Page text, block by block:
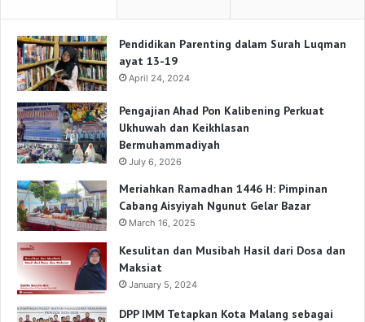
Pendidikan Parenting dalam Surah Luqman
ayat 13-19
April 24, 2024
Pengajian Ahad Pon Kalibening Perkuat
Ukhuwah dan Keikhlasan
Bermuhammadiyah
July 6, 2026
Meriahkan Ramadhan 1446 H: Pimpinan
Cabang Aisyiyah Ngunut Gelar Bazar
March 16, 2025
Kesulitan dan Musibah Hasil dari Dosa dan
Maksiat
January 5, 2024
DPP IMM Tetapkan Kota Malang sebagai